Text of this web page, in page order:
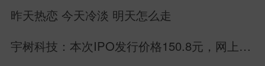
昨天热恋 今天冷淡 明天怎么走
宇树科技：本次IPO发行价格150.8元，网上申